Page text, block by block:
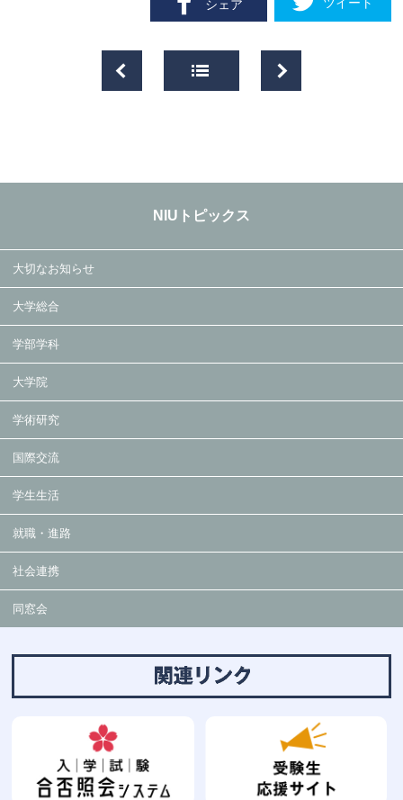
シェア ツイート
NIUトピックス
大切なお知らせ
大学総合
学部学科
大学院
学術研究
国際交流
学生生活
就職・進路
社会連携
同窓会